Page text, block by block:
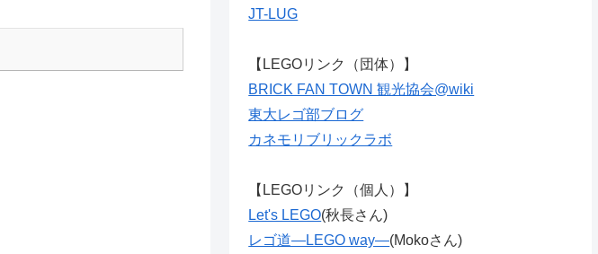
JT-LUG
【LEGOリンク（団体）】
BRICK FAN TOWN 観光協会@wiki
東大レゴ部ブログ
カネモリブリックラボ
【LEGOリンク（個人）】
Let's LEGO(秋長さん)
レゴ道―LEGO way―(Mokoさん)